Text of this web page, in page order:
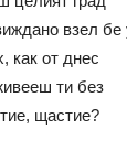
взел бе
как от днес
ти без
щастие?